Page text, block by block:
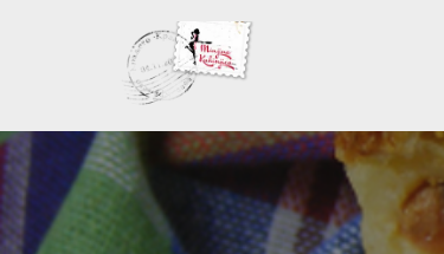
sadržaj